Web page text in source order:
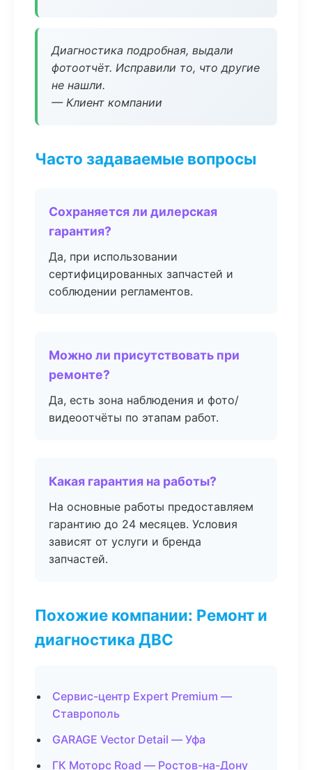
Диагностика подробная, выдали
фотоотчёт. Исправили то, что другие
не нашли.
— Клиент компании
Часто задаваемые вопросы
Сохраняется ли дилерская
гарантия?
Да, при использовании
сертифицированных запчастей и
соблюдении регламентов.
Можно ли присутствовать при
ремонте?
Да, есть зона наблюдения и фото/
видеоотчёты по этапам работ.
Какая гарантия на работы?
На основные работы предоставляем
гарантию до 24 месяцев. Условия
зависят от услуги и бренда
запчастей.
Похожие компании: Ремонт и
диагностика ДВС
Сервис-центр Expert Premium —
Ставрополь
GARAGE Vector Detail — Уфа
ГК Моторс Road — Ростов-на-Дону